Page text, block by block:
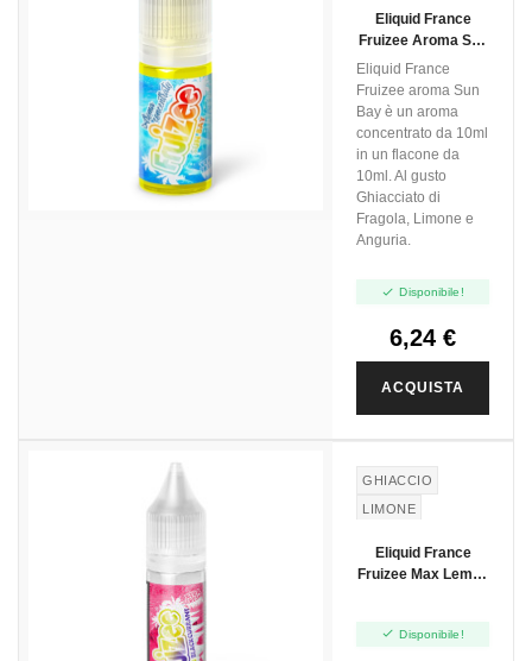
Eliquid France
Fruizee Aroma Sun
Bay - 10ml
Eliquid France
Fruizee aroma Sun
Bay è un aroma
concentrato da 10ml
in un flacone da
10ml. Al gusto
Ghiacciato di
Fragola, Limone e
Anguria.
 Disponibile!
6,24 €
ACQUISTA
GHIACCIO
LIMONE
Eliquid France
Fruizee Max Lemon
 Disponibile!